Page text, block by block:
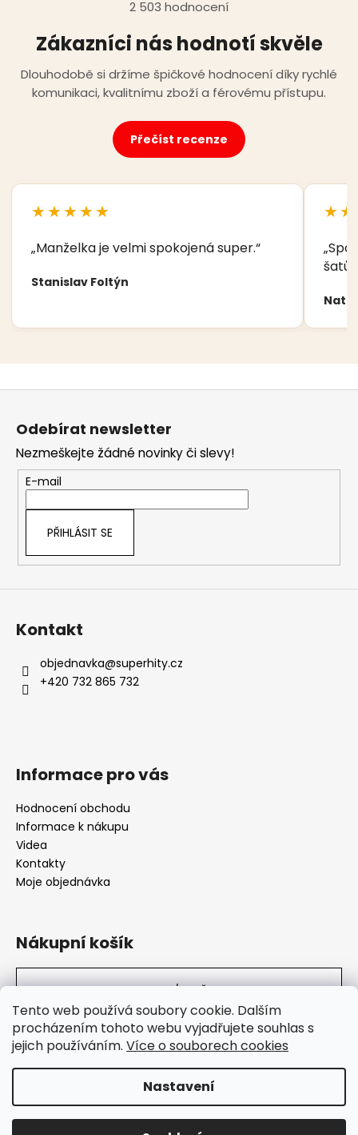
Tento web používá soubory cookie. Dalším
procházením tohoto webu vyjadřujete souhlas s
jejich používáním. Více o souborech cookies
Nastavení
2 503 hodnocení
Zákazníci nás hodnotí skvěle
Dlouhodobě si držíme špičkové hodnocení díky rychlé
komunikaci, kvalitnímu zboží a férovému přístupu.
Přečíst recenze
★★★★★
„Manželka je velmi spokojená super.“
Stanislav Foltýn
šatů,
Odebírat newsletter
Nezmeškejte žádné novinky či slevy!
E-mail
PŘIHLÁSIT SE
Kontakt
objednavka@superhity.cz
+420 732 865 732
Informace pro vás
Hodnocení obchodu
Informace k nákupu
Videa
Kontakty
Moje objednávka
Nákupní košík
0KS /0 KČ